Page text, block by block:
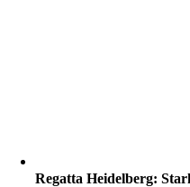
Regatta Heidelberg: